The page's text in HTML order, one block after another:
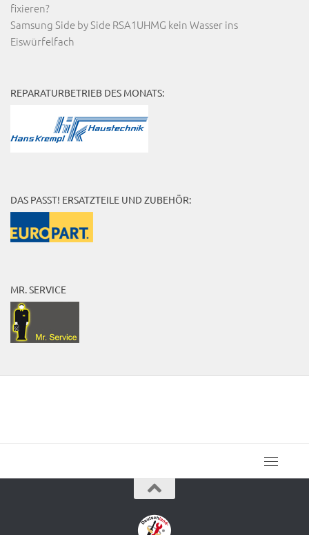
fixieren?
Samsung Side by Side RSA1UHMG kein Wasser ins
Eiswürfelfach
REPARATURBETRIEB DES MONATS:
DAS PASST! ERSATZTEILE UND ZUBEHÖR:
MR. SERVICE